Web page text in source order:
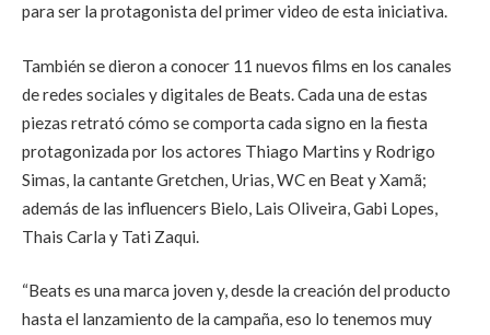
para ser la protagonista del primer video de esta iniciativa.
También se dieron a conocer 11 nuevos films en los canales
de redes sociales y digitales de Beats. Cada una de estas
piezas retrató cómo se comporta cada signo en la fiesta
protagonizada por los actores Thiago Martins y Rodrigo
Simas, la cantante Gretchen, Urias, WC en Beat y Xamã;
además de las influencers Bielo, Lais Oliveira, Gabi Lopes,
Thais Carla y Tati Zaqui.
“Beats es una marca joven y, desde la creación del producto
hasta el lanzamiento de la campaña, eso lo tenemos muy